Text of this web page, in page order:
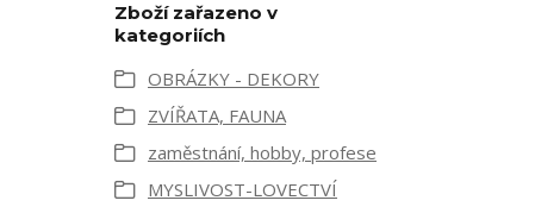
Zboží zařazeno v
kategoriích
OBRÁZKY - DEKORY
ZVÍŘATA, FAUNA
zaměstnání, hobby, profese
MYSLIVOST-LOVECTVÍ